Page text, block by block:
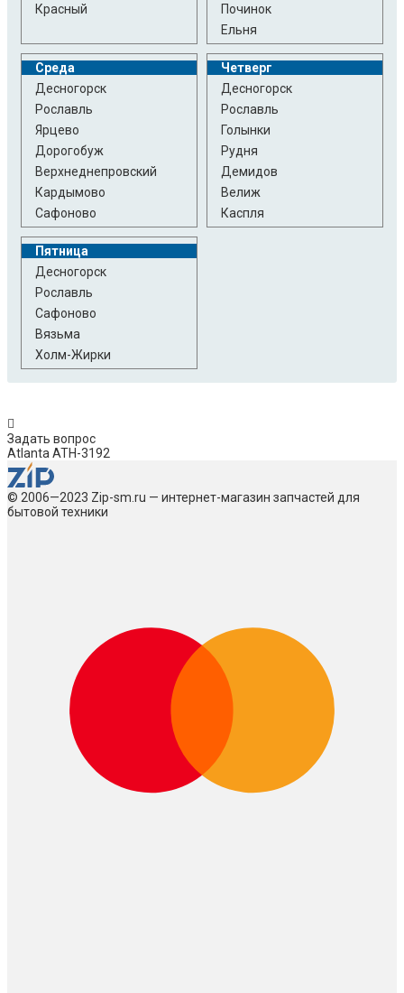
Красный
Починок
Ельня
Среда
Десногорск
Рославль
Ярцево
Дорогобуж
Верхнеднепровский
Кардымово
Сафоново
Четверг
Десногорск
Рославль
Голынки
Рудня
Демидов
Велиж
Каспля
Пятница
Десногорск
Рославль
Сафоново
Вязьма
Холм-Жирки
Задать вопрос
Atlanta ATH-3192
© 2006—2023 Zip-sm.ru — интернет-магазин запчастей для
бытовой техники